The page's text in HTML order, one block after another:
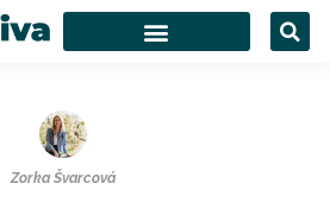
Zorka Švarcová